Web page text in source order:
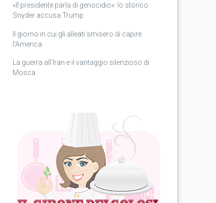
«Il presidente parla di genocidio»: lo storico
Snyder accusa Trump
Il giorno in cui gli alleati smisero di capire
l’America
La guerra all’Iran e il vantaggio silenzioso di
Mosca